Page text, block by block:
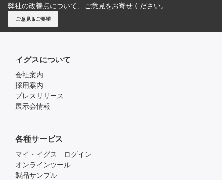
弊社の改善点について、ご意見をお寄せください。
ご意見＆ご要望
イグスについて
会社案内
採用案内
プレスリリース
展示会情報
各種サービス
マイ・イグス ログイン
オンラインツール
製品サンプル